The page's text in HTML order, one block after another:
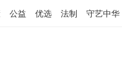
公益 优选 法制 守艺中华